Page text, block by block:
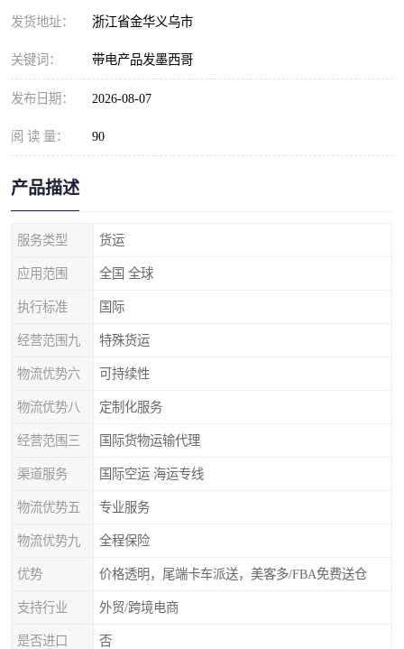
发货地址： 浙江省金华义乌市
关键词： 带电产品发墨西哥
发布日期： 2026-08-07
阅 读 量： 90
产品描述
服务类型 货运
应用范围 全国 全球
执行标准 国际
经营范围九 特殊货运
物流优势六 可持续性
物流优势八 定制化服务
经营范围三 国际货物运输代理
渠道服务 国际空运 海运专线
物流优势五 专业服务
物流优势九 全程保险
优势 价格透明，尾端卡车派送，美客多/FBA免费送仓
支持行业 外贸/跨境电商
是否进口 否